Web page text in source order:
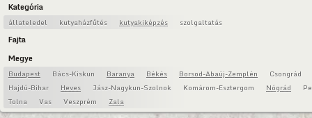
Kategória
állateledel kutyaházfűtés kutyakiképzés szolgaltatás
Fajta
Megye
Budapest Bács-Kiskun Baranya Békés Borsod-Abaúj-Zemplén
Csongrád
Hajdú-Bihar
Heves Jász-Nagykun-Szolnok Komárom-Esztergom Nógrád
Tolna
Vas Veszprém Zala